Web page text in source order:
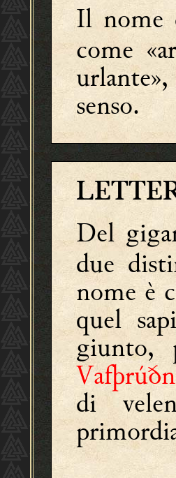
Il
come
senso.
Del
due
nome è
quel
giunto,
di